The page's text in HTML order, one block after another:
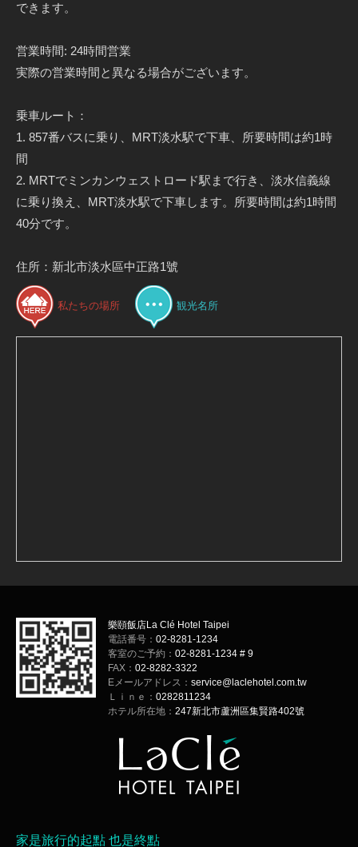
できます。
営業時間: 24時間営業
実際の営業時間と異なる場合がございます。
乗車ルート：
1. 857番バスに乗り、MRT淡水駅で下車、所要時間は約1時
間
2. MRTでミンカンウェストロード駅まで行き、淡水信義線
に乗り換え、MRT淡水駅で下車します。所要時間は約1時間
40分です。
住所：新北市淡水區中正路1號
私たちの場所 観光名所
樂頤飯店La Clé Hotel Taipei
電話番号： 02-8281-1234
客室のご予約： 02-8281-1234 # 9
FAX： 02-8282-3322
Eメールアドレス： service@laclehotel.com.tw
Ｌｉｎｅ： 0282811234
ホテル所在地： 247新北市蘆洲區集賢路402號
家是旅行的起點 也是終點